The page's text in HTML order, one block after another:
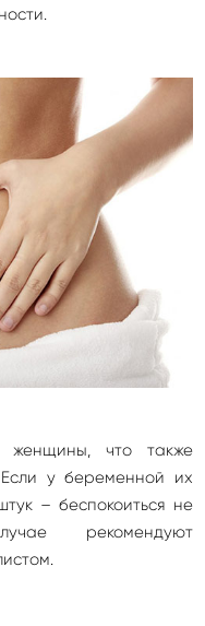
что также
у беременной их
– беспокоиться не
рекомендуют